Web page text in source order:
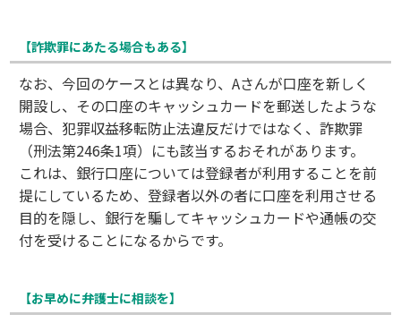
【詐欺罪にあたる場合もある】
なお、今回のケースとは異なり、Aさんが口座を新しく
開設し、その口座のキャッシュカードを郵送したような
場合、犯罪収益移転防止法違反だけではなく、詐欺罪
（刑法第246条1項）にも該当するおそれがあります。
これは、銀行口座については登録者が利用することを前
提にしているため、登録者以外の者に口座を利用させる
目的を隠し、銀行を騙してキャッシュカードや通帳の交
付を受けることになるからです。
【お早めに弁護士に相談を】